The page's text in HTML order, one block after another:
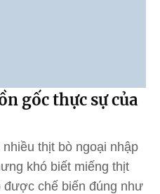
gốc thực sự của
thịt bò ngoại nhập
khó biết miếng thịt
được chế biến đúng như